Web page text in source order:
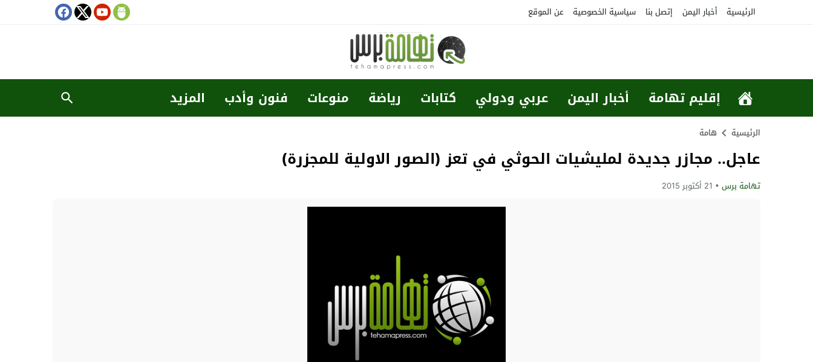
الرئيسية أخبار اليمن إتصل بنا سياسية الخصوصية عن الموقع
إقليم تهامة أخبار اليمن عربي ودولي كتابات رياضة منوعات فنون وأدب المزيد
الرئيسية هامة
عاجل.. مجازر جديدة لمليشيات الحوثي في تعز (الصور الاولية للمجزرة)
تهامة برس 21 أكتوبر 2015